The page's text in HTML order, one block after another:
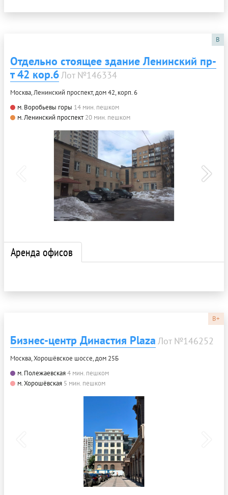
B
Отдельно стоящее здание Ленинский пр-
т 42 кор.6Лот №146334
Москва, Ленинский проспект, дом 42, корп. 6
м. Воробьевы горы 14 мин. пешком
м. Ленинский проспект 20 мин. пешком
Аренда офисов
B+
Бизнес-центр Династия Plaza Лот №146252
Москва, Хорошёвское шоссе, дом 25Б
м. Полежаевская4 мин. пешком
м. Хорошёвская 5 мин. пешком